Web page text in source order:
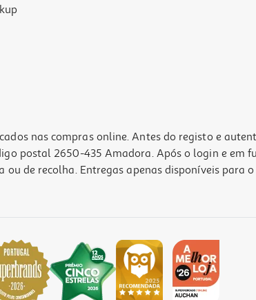
nas compras online. Antes do registo e
postal 2650-435 Amadora. Após o login e em
de recolha. Entregas apenas disponíveis